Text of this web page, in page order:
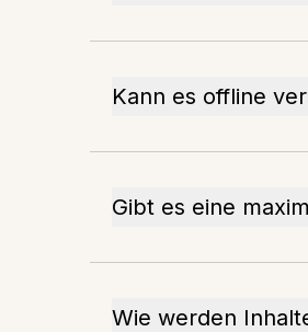
Kann es offline
Gibt es eine
Wie werden